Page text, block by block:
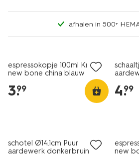
afhalen in 500+
espressokopje 100ml Knap
new bone china blauw
3.
99 4.
99
schotel Ø14.1cm Puur
aardewerk donkerbruin
new